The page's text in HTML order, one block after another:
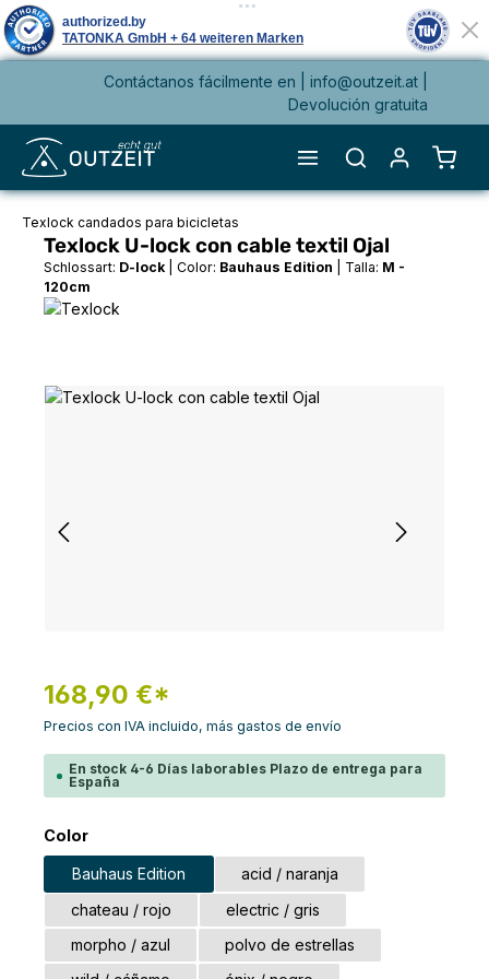
principalContáctanos fácilmente en | info@outzeit.at
Devolución gratuita
El
Texlock candados para bicicletas
Texlock U-lock con cable textil Ojal
Schlossart: D-lock Color: Bauhaus Edition Talla: M -
120cm
Omitir galería de imágenes
168,90 €*
Precios con IVA incluido, más gastos de envío
En stock 4-6 Días laborables Plazo de entrega para
España
Seleccione
Color
Bauhaus Edition
acid / naranja
chateau / rojo
electric / gris
morpho / azul
polvo de estrellas